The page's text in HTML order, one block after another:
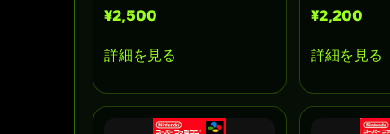
¥2,500
詳細を見る
¥2,200
詳細を見る